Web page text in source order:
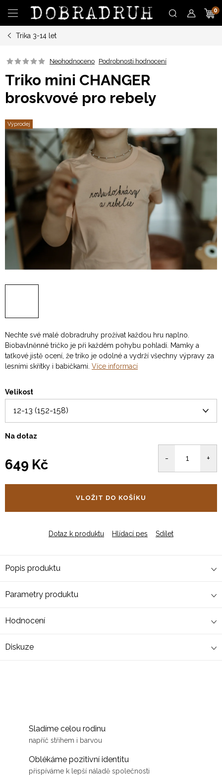
obsah
Trika 3-14 let
Neohodnoceno Podrobnosti hodnocení
Triko mini CHANGER
broskvové pro rebely
Výprodej
Nechte své malé dobradruhy prožívat každou hru naplno.
Biobavlněnné tričko je při každém pohybu pohladí. Mamky a
taťkové jistě ocení, že triko je odolné a vydrží všechny výpravy za
lesními skřítky i babičkami. Více informací
Velikost
Na dotaz
649 Kč
VLOŽIT DO KOŠÍKU
Dotaz k produktu Hlídací pes Sdílet
Popis produktu
Parametry produktu
Hodnocení
Diskuze
Sladíme celou rodinu
napříč střihem i barvou
Oblékáme pozitivní identitu
přispíváme k lepší náladě společnosti